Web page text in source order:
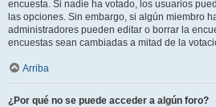
encuesta. Si nadie ha votado, los usuarios
las opciones. Sin embargo, si algún miembro
administradores pueden editar o borrar la
encuestas sean cambiadas a mitad de la
Arriba
¿Por qué no se puede acceder a algún foro?